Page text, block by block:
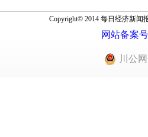
Copyright© 2014 每日经济新
网站备案
川公